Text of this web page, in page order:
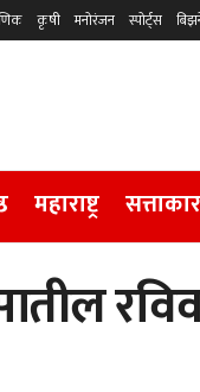
कृषी मनोरंजन स्पोर्ट्स
महाराष्ट्र